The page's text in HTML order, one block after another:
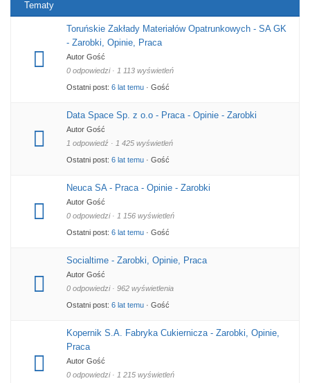
Tematy
Toruńskie Zakłady Materiałów Opatrunkowych - SA GK
- Zarobki, Opinie, Praca
Autor Gość
0 odpowiedzi · 1 113 wyświetleń
Ostatni post: 6 lat temu · Gość
Data Space Sp. z o.o - Praca - Opinie - Zarobki
Autor Gość
1 odpowiedź · 1 425 wyświetleń
Ostatni post: 6 lat temu · Gość
Neuca SA - Praca - Opinie - Zarobki
Autor Gość
0 odpowiedzi · 1 156 wyświetleń
Ostatni post: 6 lat temu · Gość
Socialtime - Zarobki, Opinie, Praca
Autor Gość
0 odpowiedzi · 962 wyświetlenia
Ostatni post: 6 lat temu · Gość
Kopernik S.A. Fabryka Cukiernicza - Zarobki, Opinie,
Praca
Autor Gość
0 odpowiedzi · 1 215 wyświetleń